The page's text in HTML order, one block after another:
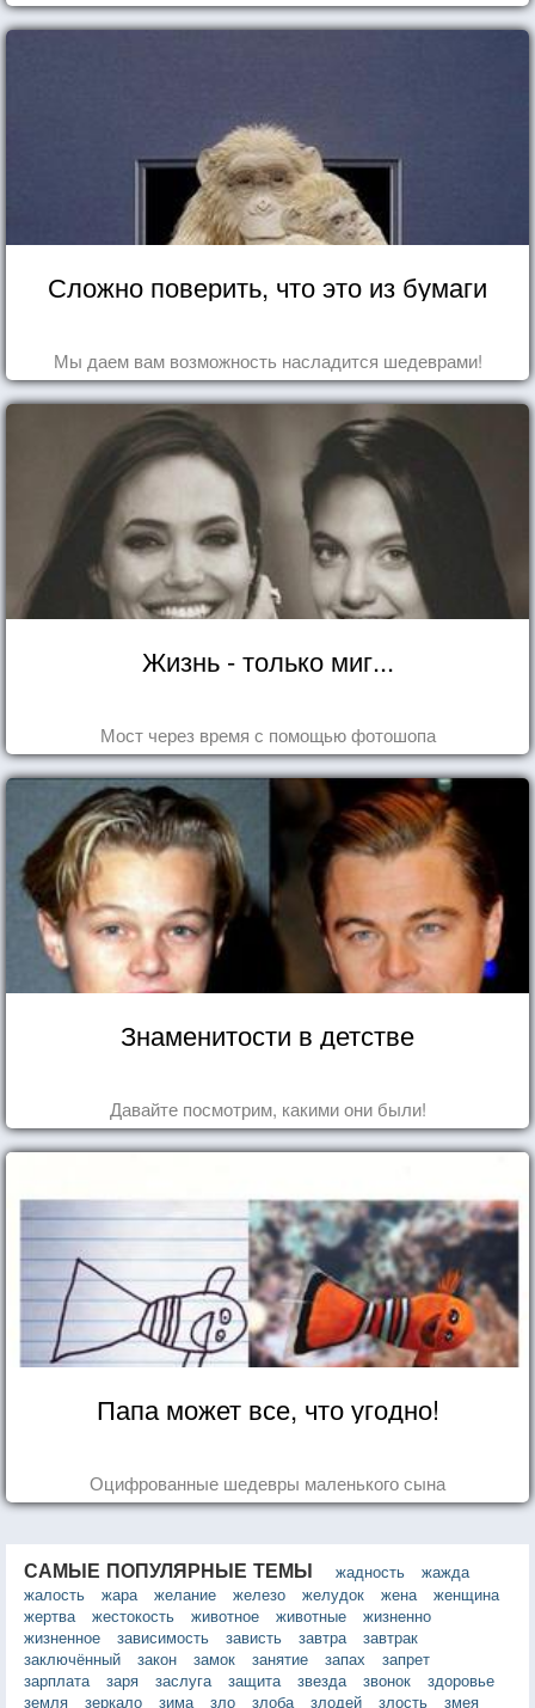
Сложно поверить, что это из бумаги
Мы даем вам возможность насладится шедеврами!
Жизнь - только миг...
Мост через время с помощью фотошопа
Знаменитости в детстве
Давайте посмотрим, какими они были!
Папа может все, что угодно!
Оцифрованные шедевры маленького сына
САМЫЕ ПОПУЛЯРНЫЕ ТЕМЫ жадность
жажда
жалость
жара желание железо желудок жена
женщина
жертва
жестокость животное животные
жизненно
жизненное
зависимость зависть завтра
завтрак
заключённый
закон замок занятие запах
запрет
зарплата
заря заслуга защита звезда звонок
здоровье
земля
зеркало зима зло злоба злодей злость змея